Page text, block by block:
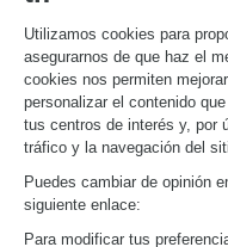
Utilizamos cookies para
asegurarnos de que haz el
cookies nos permiten
personalizar el contenido
tus centros de interés y, por
tráfico y la navegación del
Puedes cambiar de opinión
siguiente enlace:
Para modificar tus
ACERCA DE
Noticias del grupo
Únete a nosotros
Abrir una tienda
Schmidt en el mundo